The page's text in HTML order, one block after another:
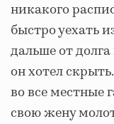
никакого
быстро уехать
дальше от
он хотел
во все местные
свою жену